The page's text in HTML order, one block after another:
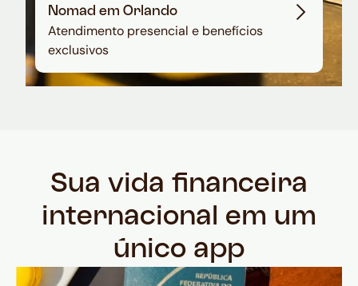
Nomad em Orlando
Atendimento presencial e benefícios
exclusivos
Sua vida financeira
internacional em um
único app